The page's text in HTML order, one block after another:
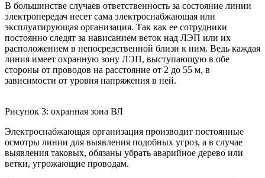
В большинстве случаев ответственность за состояние линии
электропередач несет сама электроснабжающая или
эксплуатирующая организация. Так как ее сотрудники
постоянно следят за нависанием веток над ЛЭП или их
расположением в непосредственной близи к ним. Ведь каждая
линия имеет охранную зону ЛЭП, выступающую в обе
стороны от проводов на расстояние от 2 до 55 м, в
зависимости от уровня напряжения в ней.
Рисунок 3: охранная зона ВЛ
Электроснабжающая организация производит постоянные
осмотры линии для выявления подобных угроз, а в случае
выявления таковых, обязаны убрать аварийное дерево или
ветки, угрожающие проводам.